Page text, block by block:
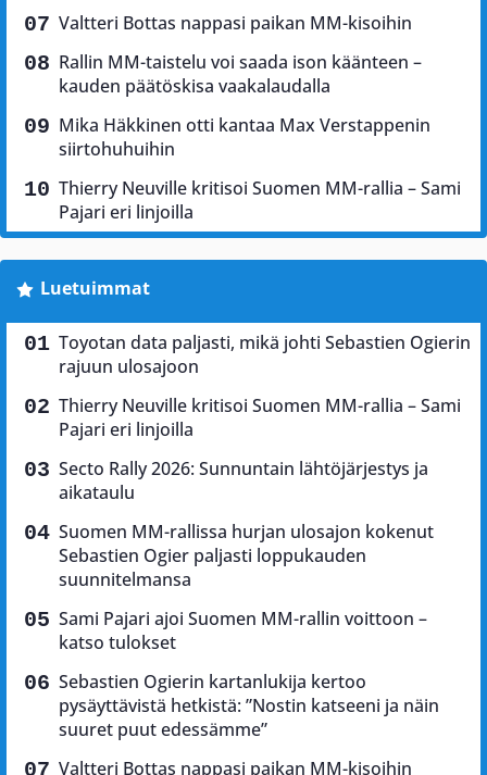
Valtteri Bottas nappasi paikan MM-kisoihin
Rallin MM-taistelu voi saada ison käänteen –
kauden päätöskisa vaakalaudalla
Mika Häkkinen otti kantaa Max Verstappenin
siirtohuhuihin
Thierry Neuville kritisoi Suomen MM-rallia – Sami
Pajari eri linjoilla
Luetuimmat
Toyotan data paljasti, mikä johti Sebastien Ogierin
rajuun ulosajoon
Thierry Neuville kritisoi Suomen MM-rallia – Sami
Pajari eri linjoilla
Secto Rally 2026: Sunnuntain lähtöjärjestys ja
aikataulu
Suomen MM-rallissa hurjan ulosajon kokenut
Sebastien Ogier paljasti loppukauden
suunnitelmansa
Sami Pajari ajoi Suomen MM-rallin voittoon –
katso tulokset
Sebastien Ogierin kartanlukija kertoo
pysäyttävistä hetkistä: ”Nostin katseeni ja näin
suuret puut edessämme”
Valtteri Bottas nappasi paikan MM-kisoihin